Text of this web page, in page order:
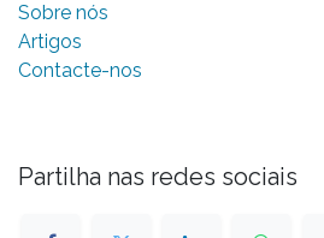
Sobre nós
Artigos
Contacte-nos
Partilha nas redes sociais